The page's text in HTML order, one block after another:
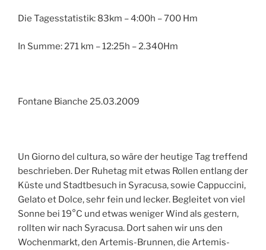
Die Tagesstatistik: 83km – 4:00h – 700 Hm
In Summe: 271 km – 12:25h – 2.340Hm
Fontane Bianche 25.03.2009
Un Giorno del cultura, so wäre der heutige Tag treffend
beschrieben. Der Ruhetag mit etwas Rollen entlang der
Küste und Stadtbesuch in Syracusa, sowie Cappuccini,
Gelato et Dolce, sehr fein und lecker. Begleitet von viel
Sonne bei 19°C und etwas weniger Wind als gestern,
rollten wir nach Syracusa. Dort sahen wir uns den
Wochenmarkt, den Artemis-Brunnen, die Artemis-